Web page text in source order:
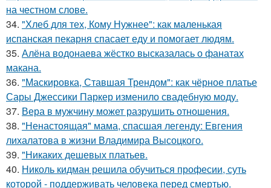
на честном слове.
34. "Хлеб для тех, Кому Нужнее": как маленькая
испанская пекарня спасает еду и помогает людям.
35. Алёна водонаева жёстко высказалась о фанатах
макана.
36. "Маскировка, Ставшая Трендом": как чёрное платье
Сары Джессики Паркер изменило свадебную моду.
37. Вера в мужчину может разрушить отношения.
38. "Ненастоящая" мама, спасшая легенду: Евгения
лихалатова в жизни Владимира Высоцкого.
39. "Никаких дешевых платьев.
40. Николь кидман решила обучиться професии, суть
которой - поддерживать человека перед смертью.